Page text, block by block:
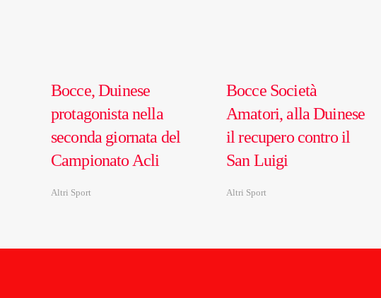
Bocce, Duinese
protagonista nella
seconda giornata del
Campionato Acli
Altri Sport
Bocce Società
Amatori, alla Duinese
il recupero contro il
San Luigi
Altri Sport